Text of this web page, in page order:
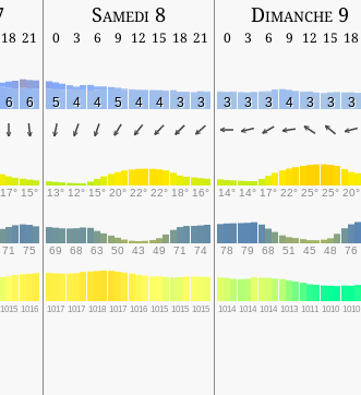
Samedi 8 Dimanche 9
18 21 0 3 6 9 12 15 18 21 0 3 6 9 12 15 18
6 6 5 4 4 5 4 4 3 3 3 3 3 4 3 3 3
17° 15° 13° 12° 15° 20° 22° 22° 18° 16° 14° 14° 17° 22° 25° 25° 20°
71 75 69 68 63 50 43 49 71 74 78 79 68 51 45 48 76
1015 1016 1017 1017 1018 1017 1016 1015 1015 1015 1014 1014 1014 1013 1011 1010 1010